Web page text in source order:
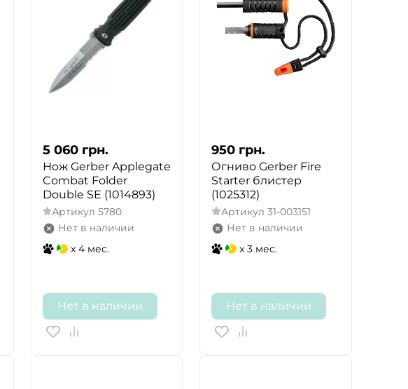
5 060 грн.
Нож Gerber Applegate
Combat Folder
Double SE (1014893)
Артикул 5780
Нет в наличии
x 4 мес.
Нет в наличии
950 грн.
Огниво Gerber Fire
Starter блистер
(1025312)
Артикул 31-003151
Нет в наличии
x 3 мес.
Нет в наличии